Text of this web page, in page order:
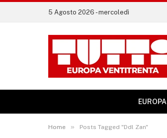
5 Agosto 2026 - mercoledì
EUROPA
Home » Posts Tagged "Ddl Zan"